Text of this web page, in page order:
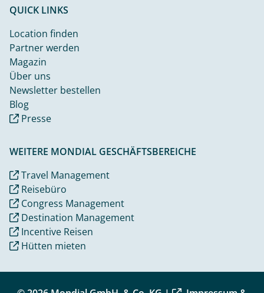
QUICK LINKS
Location finden
Partner werden
Magazin
Über uns
Newsletter bestellen
Blog
Presse
WEITERE MONDIAL GESCHÄFTSBEREICHE
Travel Management
Reisebüro
Congress Management
Destination Management
Incentive Reisen
Hütten mieten